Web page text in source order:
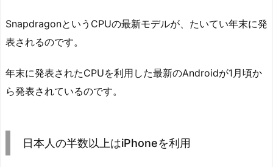
SnapdragonというCPUの最新モデルが、たいてい年末に発
表されるのです。
年末に発表されたCPUを利用した最新のAndroidが1月頃か
ら発表されているのです。
日本人の半数以上はiPhoneを利用